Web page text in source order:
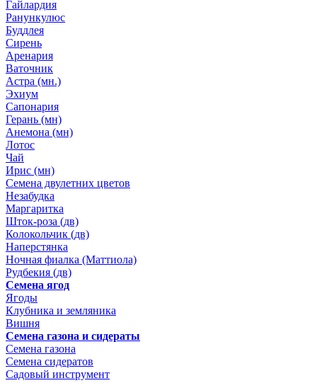
Гайлардия
Ранункулюс
Буддлея
Сирень
Аренария
Ваточник
Астра (мн.)
Эхиум
Сапонария
Герань (мн)
Анемона (мн)
Лотос
Чай
Ирис (мн)
Семена двулетних цветов
Незабудка
Маргаритка
Шток-роза (дв)
Колокольчик (дв)
Наперстянка
Ночная фиалка (Маттиола)
Рудбекия (дв)
Семена ягод
Ягоды
Клубника и земляника
Вишня
Семена газона и сидераты
Семена газона
Семена сидератов
Садовый инструмент